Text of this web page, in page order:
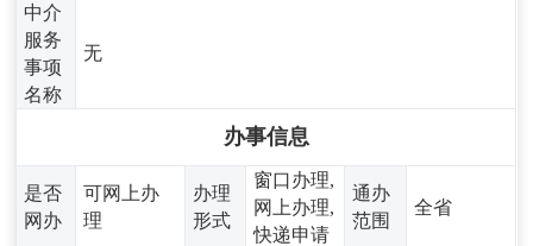
中介
服务
事项
名称
无
办事信息
是否
网办
可网上办
理
办理
形式
窗口办理,
网上办理,
快递申请
通办
范围
全省